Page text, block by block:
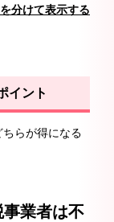
分けて表示する
イント
らが得になる
業者は不